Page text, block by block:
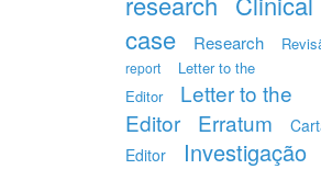
case
Research
report
Letter to the
Editor
Letter to the
Editor
Erratum
Editor
Investigação